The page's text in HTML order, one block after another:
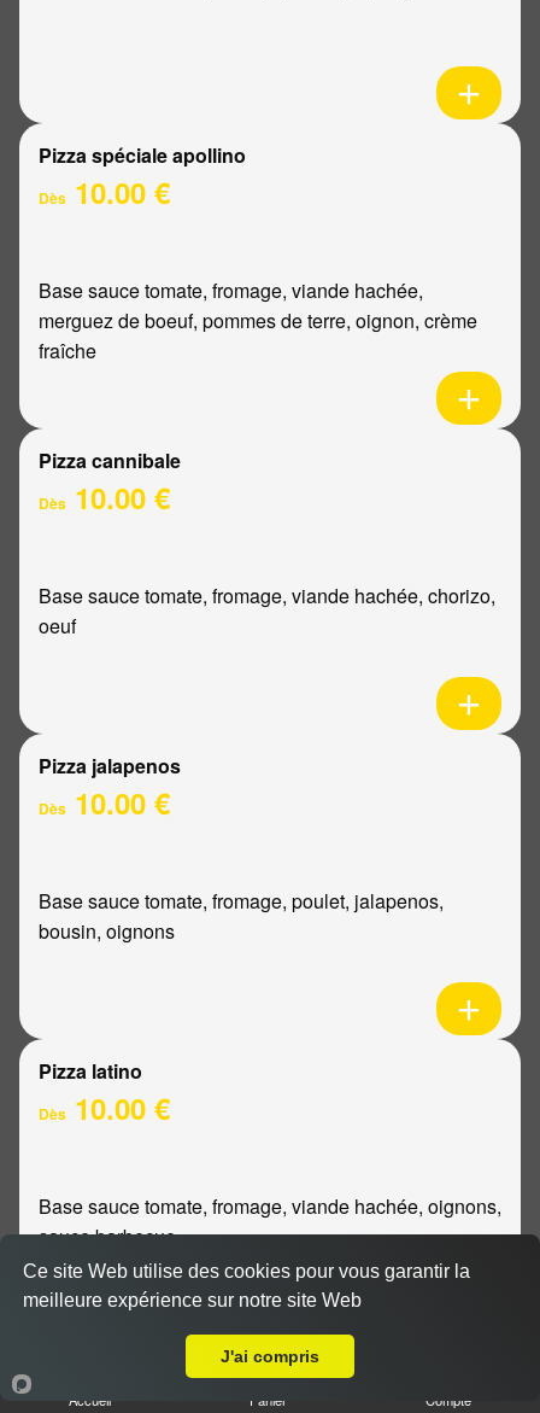
Pizza spéciale apollino
Dès 10.00 €
Base sauce tomate, fromage, viande hachée,
merguez de boeuf, pommes de terre, oignon, crème
fraîche
Pizza cannibale
Dès 10.00 €
Base sauce tomate, fromage, viande hachée, chorizo,
oeuf
Pizza jalapenos
Dès 10.00 €
Base sauce tomate, fromage, poulet, jalapenos,
bousin, oignons
Pizza latino
Dès 10.00 €
Base sauce tomate, fromage, viande hachée, oignons,
sauce barbecue
Accueil Panier Compte
Ce site Web utilise des cookies pour vous garantir la
meilleure expérience sur notre site Web
J'ai compris